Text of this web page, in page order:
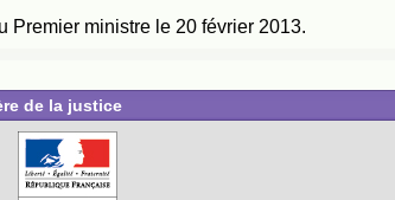
de la justice